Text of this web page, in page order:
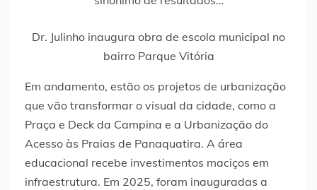
Dr. Julinho inaugura obra de escola municipal no
bairro Parque Vitória
Em andamento, estão os projetos de urbanização
que vão transformar o visual da cidade, como a
Praça e Deck da Campina e a Urbanização do
Acesso às Praias de Panaquatira. A área
educacional recebe investimentos maciços em
infraestrutura. Em 2025, foram inauguradas a